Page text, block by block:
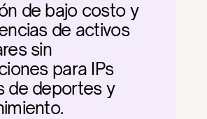
de bajo costo y
de activos
sin
para IPs
de deportes y